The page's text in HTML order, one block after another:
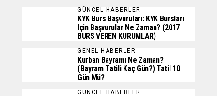
GÜNCEL HABERLER
KYK Burs Başvuruları: KYK Bursları
Için Başvurular Ne Zaman? (2017
BURS VEREN KURUMLAR)
GENEL HABERLER
Kurban Bayramı Ne Zaman?
(Bayram Tatili Kaç Gün?) Tatil 10
Gün Mü?
GÜNCEL HABERLER